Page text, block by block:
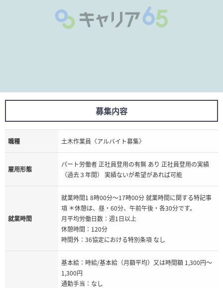
募集内容
職種 土木作業員〈アルバイト募集〉
雇用形態
パート労働者 正社員登用の有無 あり 正社員登用の実績
（過去３年間） 実績ないが希望があれば可能
就業時間
就業時間1 8時00分〜17時00分 就業時間に関する特記事
項 ＊休憩は、昼・60分、午前午後・各30分です。
月平均労働日数：週1日以上
休憩時間：120分
時間外：36協定における特別条項 なし
基本給：時給/基本給（月額平均）又は時間額 1,300円〜
1,300円
通勤手当：なし